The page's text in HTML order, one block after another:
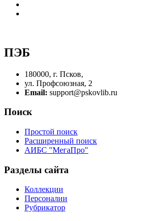
ПЭБ
180000, г. Псков,
ул. Профсоюзная, 2
Email: support@pskovlib.ru
Поиск
Простой поиск
Расширенный поиск
АИБС "МегаПро"
Разделы сайта
Коллекции
Персоналии
Рубрикатор